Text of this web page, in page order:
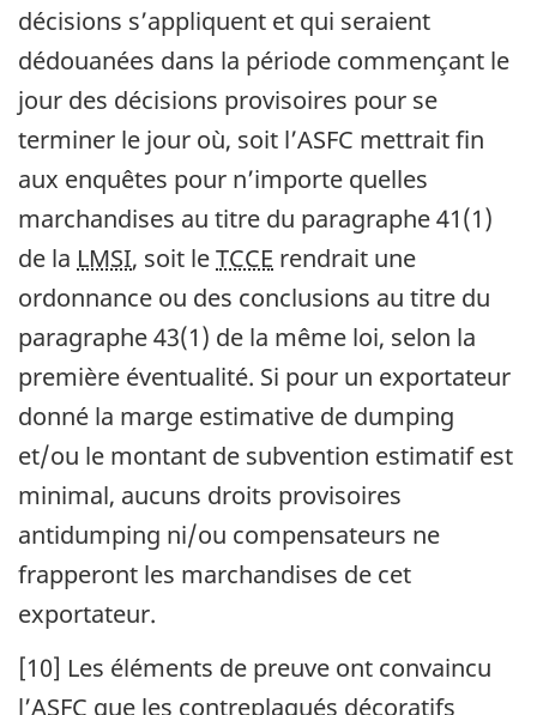
décisions s’appliquent et qui seraient
dédouanées dans la période commençant le
jour des décisions provisoires pour se
terminer le jour où, soit l’ASFC mettrait fin
aux enquêtes pour n’importe quelles
marchandises au titre du paragraphe 41(1)
de la LMSI, soit leTCCE rendrait une
ordonnance ou des conclusions au titre du
paragraphe 43(1) de la même loi, selon la
première éventualité. Si pour un exportateur
donné la marge estimative de dumping
et/ou le montant de subvention estimatif est
minimal, aucuns droits provisoires
antidumping ni/ou compensateurs ne
frapperont les marchandises de cet
exportateur.
[10] Les éléments de preuve ont convaincu
l’ASFC que les contreplaqués décoratifs